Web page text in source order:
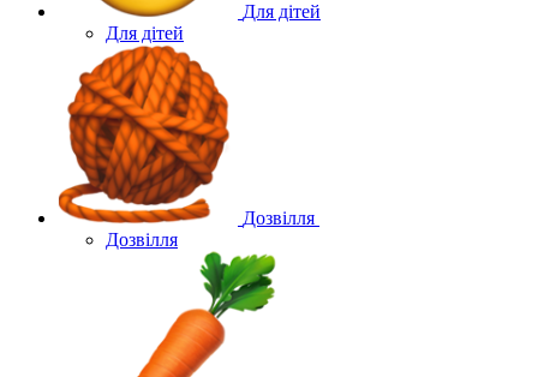
Для дітей
Для дітей
Дозвілля
Дозвілля